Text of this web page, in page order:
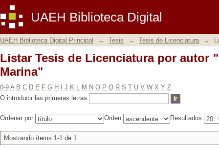
UAEH Biblioteca Digital
Listar Tesis de Licenciatura por autor
UAEH Biblioteca Digital Principal → Tesis → Tesis de Licenciatura →
Listar Tesis de Licenciatura por autor
Marina"
0-9 A B C D E F G H J K L M N O P Q R S T U V W X Y Z
O introducir las primeras letras:
Ordenar por: Orden: Resultados:
Mostrando ítems 1-1 de 1